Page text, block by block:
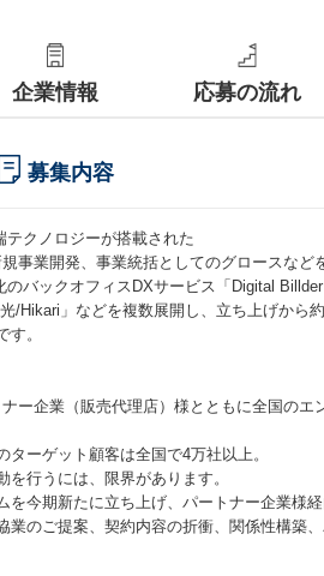
企業情報 応募の流れ
募集内容
クノロジーが搭載された
事業開発、事業統括としてのグロースなど
バックオフィスDXサービス「Digital
/Hikari」などを複数展開し、立ち上げから
。
ー企業（販売代理店）様とともに全国のエ
ーゲット顧客は全国で4万社以上。
行うには、限界があります。
を今期新たに立ち上げ、パートナー企業様
業のご提案、契約内容の折衝、関係性構築